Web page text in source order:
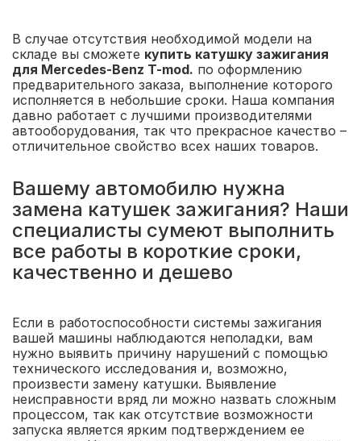
В случае отсутствия необходимой модели на
складе вы сможете купить катушку зажигания
для Mercedes-Benz T-mod. по оформлению
предварительного заказа, выполнение которого
исполняется в небольшие сроки. Наша компания
давно работает с лучшими производителями
автооборудования, так что прекрасное качество –
отличительное свойство всех наших товаров.
Вашему автомобилю нужна
замена катушек зажигания? Наши
специалисты сумеют выполнить
все работы в короткие сроки,
качественно и дешево
Если в работоспособности системы зажигания
вашей машины наблюдаются неполадки, вам
нужно выявить причину нарушений с помощью
технического исследования и, возможно,
произвести замену катушки. Выявление
неисправности вряд ли можно назвать сложным
процессом, так как отсутствие возможности
запуска является ярким подтверждением ее